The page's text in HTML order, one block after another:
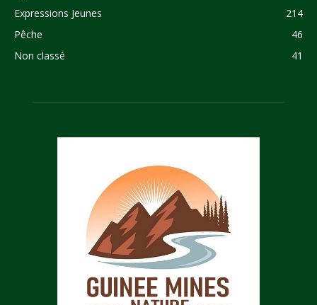
Expressions Jeunes
214
Pêche
46
Non classé
41